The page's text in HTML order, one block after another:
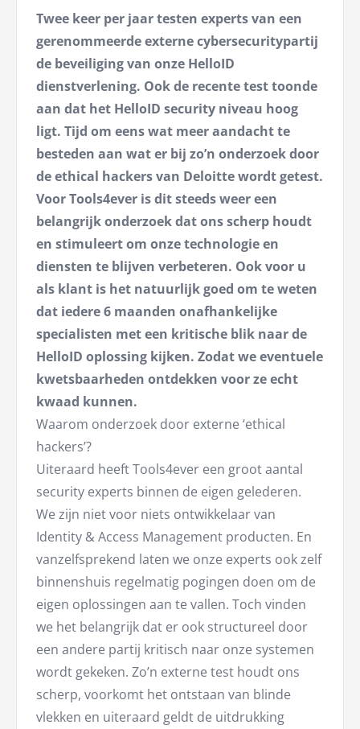
Twee keer per jaar testen experts van een
gerenommeerde externe cybersecuritypartij
de beveiliging van onze HelloID
dienstverlening. Ook de recente test toonde
aan dat het HelloID security niveau hoog
ligt. Tijd om eens wat meer aandacht te
besteden aan wat er bij zo’n onderzoek door
de ethical hackers van Deloitte wordt getest.
Voor Tools4ever is dit steeds weer een
belangrijk onderzoek dat ons scherp houdt
en stimuleert om onze technologie en
diensten te blijven verbeteren. Ook voor u
als klant is het natuurlijk goed om te weten
dat iedere 6 maanden onafhankelijke
specialisten met een kritische blik naar de
HelloID oplossing kijken. Zodat we eventuele
kwetsbaarheden ontdekken voor ze echt
kwaad kunnen.
Waarom onderzoek door externe ‘ethical
hackers’?
Uiteraard heeft Tools4ever een groot aantal
security experts binnen de eigen gelederen.
We zijn niet voor niets ontwikkelaar van
Identity & Access Management producten. En
vanzelfsprekend laten we onze experts ook zelf
binnenshuis regelmatig pogingen doen om de
eigen oplossingen aan te vallen. Toch vinden
we het belangrijk dat er ook structureel door
een andere partij kritisch naar onze systemen
wordt gekeken. Zo’n externe test houdt ons
scherp, voorkomt het ontstaan van blinde
vlekken en uiteraard geldt de uitdrukking